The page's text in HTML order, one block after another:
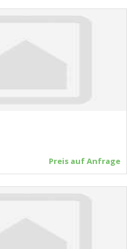
Preis auf Anfrage